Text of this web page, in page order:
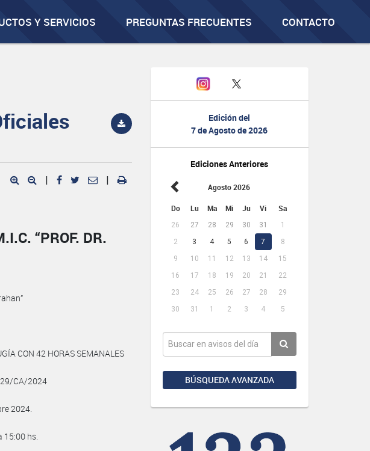
Y SERVICIOS PREGUNTAS FRECUENTES CONTACTO
Edición del
7 de Agosto de 2026
Ediciones Anteriores
Agosto 2026
Do Lu Ma Mi Ju Vi Sa
26 27 28 29 30 31
1
2
3 4 5 6 7
8
9
10 11 12 13 14
15
16
17 18 19 20 21
22
23
24 25 26 27 28
29
30
31 1 2 3 4 5
BÚSQUEDA AVANZADA
| |
“PROF. DR.
CON 42 HORAS SEMANALES
CA/2024
2024.
15:00 hs.